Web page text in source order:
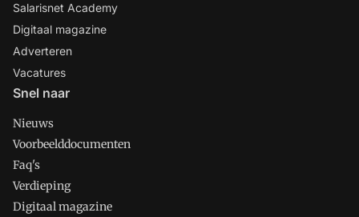
Salarisnet Academy
Digitaal magazine
Adverteren
Vacatures
Snel naar
Nieuws
Voorbeelddocumenten
Faq's
Verdieping
Digitaal magazine